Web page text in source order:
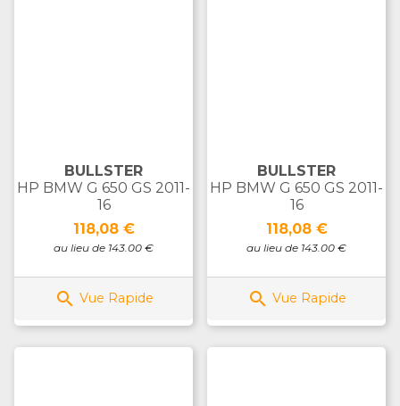
BULLSTER
HP BMW G 650 GS 2011-
16
Prix
118,08 €
au lieu de 143.00 €
 Vue Rapide
BULLSTER
HP BMW G 650 GS 2011-
16
Prix
118,08 €
au lieu de 143.00 €
 Vue Rapide